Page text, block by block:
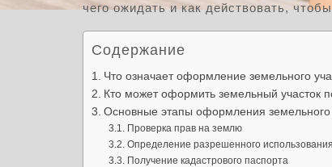
чего ожидать и как действовать,
Содержание
Что означает оформление земельного
Кто может оформить земельный участок
Основные этапы оформления земельного
Проверка прав на землю
Определение разрешенного
Получение кадастрового паспорта